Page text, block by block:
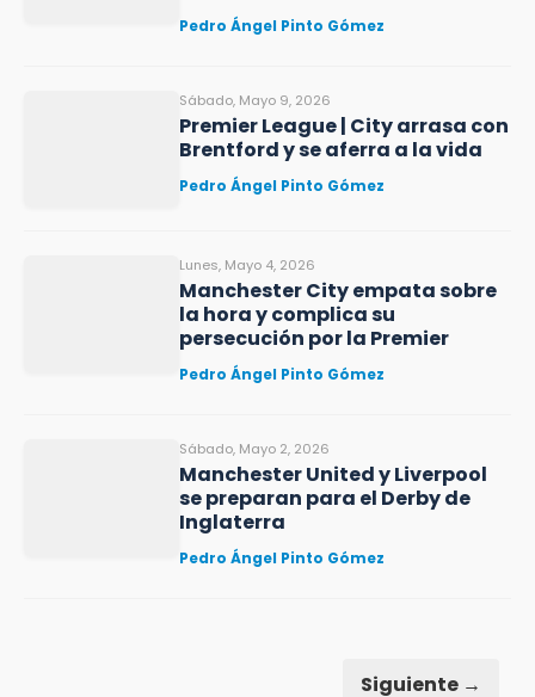
Pedro Ángel Pinto Gómez
Sábado, Mayo 9, 2026
Premier League | City arrasa con
Brentford y se aferra a la vida
Pedro Ángel Pinto Gómez
Lunes, Mayo 4, 2026
Manchester City empata sobre
la hora y complica su
persecución por la Premier
Pedro Ángel Pinto Gómez
Sábado, Mayo 2, 2026
Manchester United y Liverpool
se preparan para el Derby de
Inglaterra
Pedro Ángel Pinto Gómez
Siguiente →